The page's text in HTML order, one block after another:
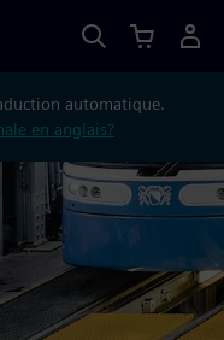
automatique.
en anglais?